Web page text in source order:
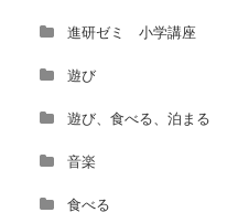
進研ゼミ 小学講座
遊び
遊び、食べる、泊まる
音楽
食べる